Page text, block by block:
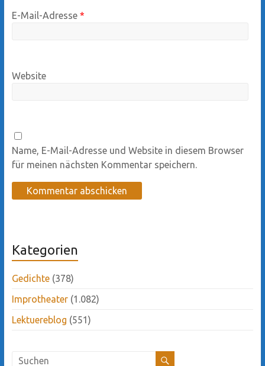
E-Mail-Adresse *
Website
Name, E-Mail-Adresse und Website in diesem Browser
für meinen nächsten Kommentar speichern.
Kategorien
Gedichte(378)
Improtheater(1.082)
Lektuereblog (551)